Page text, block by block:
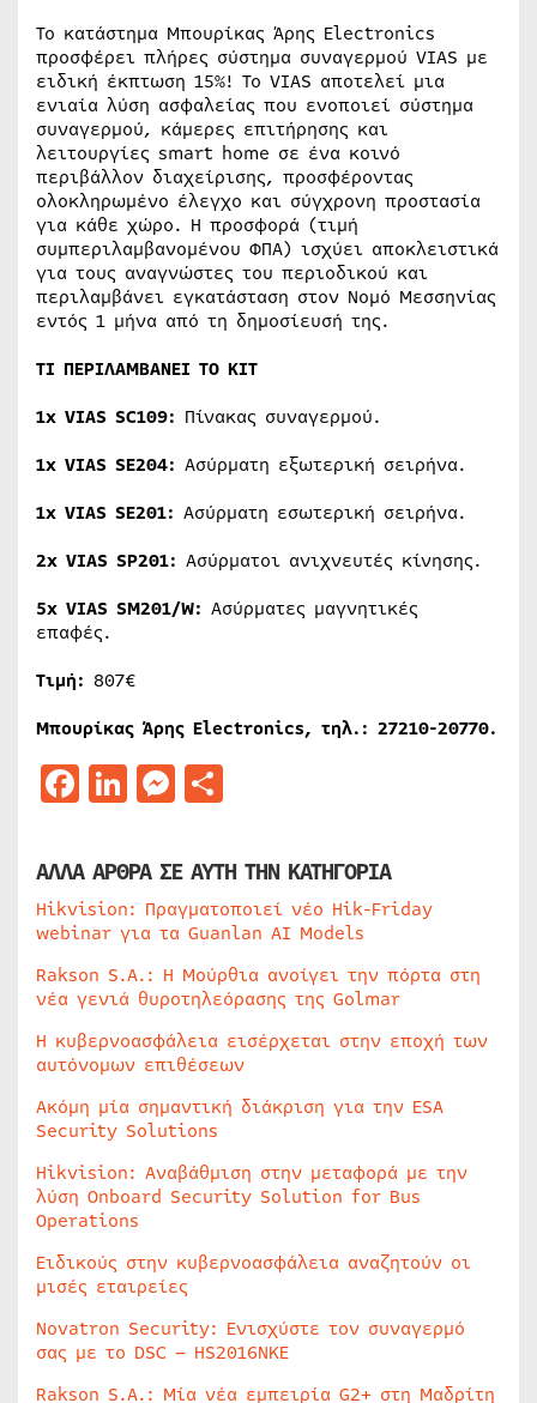
Το κατάστημα Μπουρίκας Άρης Electronics
προσφέρει πλήρες σύστημα συναγερμού VIAS με
ειδική έκπτωση 15%! Το VIAS αποτελεί μια
ενιαία λύση ασφαλείας που ενοποιεί σύστημα
συναγερμού, κάμερες επιτήρησης και
λειτουργίες smart home σε ένα κοινό
περιβάλλον διαχείρισης, προσφέροντας
ολοκληρωμένο έλεγχο και σύγχρονη προστασία
για κάθε χώρο. Η προσφορά (τιμή
συμπεριλαμβανομένου ΦΠΑ) ισχύει αποκλειστικά
για τους αναγνώστες του περιοδικού και
περιλαμβάνει εγκατάσταση στον Νομό Μεσσηνίας
εντός 1 μήνα από τη δημοσίευσή της.
ΤΙ ΠΕΡΙΛΑΜΒΑΝΕΙ ΤΟ KIT
1x VIAS SC109: Πίνακας συναγερμού.
1x VIAS SE204: Ασύρματη εξωτερική σειρήνα.
1x VIAS SE201: Ασύρματη εσωτερική σειρήνα.
2x VIAS SP201: Ασύρματοι ανιχνευτές κίνησης.
5x VIAS SM201/W: Ασύρματες μαγνητικές
επαφές.
Τιμή: 807€
Μπουρίκας Άρης Electronics, τηλ.: 27210-20770.
Facebook
LinkedIn
Messenger
ΑΛΛΑ ΑΡΘΡΑ ΣΕ ΑΥΤΗ ΤΗΝ ΚΑΤΗΓΟΡΙΑ
Hikvision: Πραγματοποιεί νέο Hik-Friday
webinar για τα Guanlan AI Models
Rakson S.A.: Η Μούρθια ανοίγει την πόρτα στη
νέα γενιά θυροτηλεόρασης της Golmar
Η κυβερνοασφάλεια εισέρχεται στην εποχή των
αυτόνομων επιθέσεων
Ακόμη μία σημαντική διάκριση για την ESA
Security Solutions
Hikvision: Αναβάθμιση στην μεταφορά με την
λύση Onboard Security Solution for Bus
Operations
Ειδικούς στην κυβερνοασφάλεια αναζητούν οι
μισές εταιρείες
Novatron Security: Ενισχύστε τον συναγερμό
σας με το DSC – HS2016NKE
Rakson S.A.: Μία νέα εμπειρία G2+ στη Μαδρίτη